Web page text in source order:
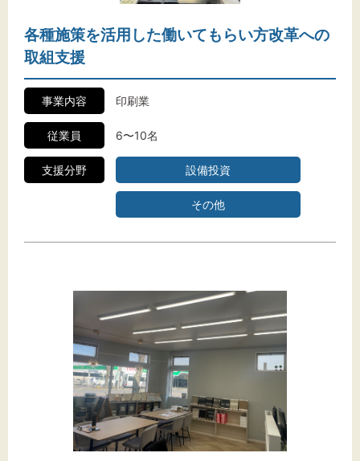
各種施策を活用した働いてもらい方改革への
取組支援
事業内容 印刷業
従業員 6〜10名
支援分野 設備投資
その他